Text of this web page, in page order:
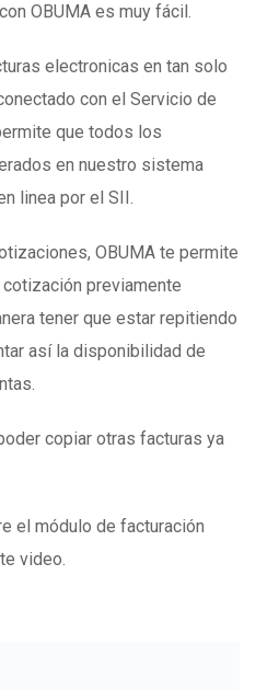
OBUMA es muy fácil.
electronicas en tan solo
con el Servicio de
que todos los
en nuestro sistema
linea por el SII.
OBUMA te permite
previamente
tener que estar repitiendo
así la disponibilidad de
copiar otras facturas ya
el módulo de facturación
video.